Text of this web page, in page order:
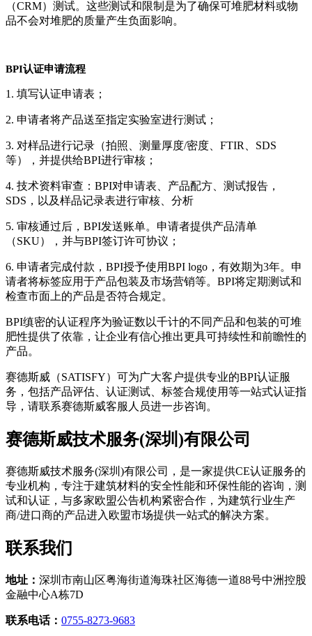
（CRM）测试。这些测试和限制是为了确保可堆肥材料或物
品不会对堆肥的质量产生负面影响。
BPI认证申请流程
1. 填写认证申请表；
2. 申请者将产品送至指定实验室进行测试；
3. 对样品进行记录（拍照、测量厚度/密度、FTIR、SDS
等），并提供给BPI进行审核；
4. 技术资料审查：BPI对申请表、产品配方、测试报告，
SDS，以及样品记录表进行审核、分析
5. 审核通过后，BPI发送账单。申请者提供产品清单
（SKU），并与BPI签订许可协议；
6. 申请者完成付款，BPI授予使用BPI logo，有效期为3年。申
请者将标签应用于产品包装及市场营销等。BPI将定期测试和
检查市面上的产品是否符合规定。
BPI缜密的认证程序为验证数以千计的不同产品和包装的可堆
肥性提供了依靠，让企业有信心推出更具可持续性和前瞻性的
产品。
赛德斯威（SATISFY） 可为广大客户提供专业的BPI认证服
务，包括产品评估、认证测试、标签合规使用等一站式认证指
导，请联系赛德斯威客服人员进一步咨询。
赛德斯威技术服务(深圳)有限公司
赛德斯威技术服务(深圳)有限公司，是一家提供CE认证服务的
专业机构，专注于建筑材料的安全性能和环保性能的咨询，测
试和认证，与多家欧盟公告机构紧密合作，为建筑行业生产
商/进口商的产品进入欧盟市场提供一站式的解决方案。
联系我们
地址： 深圳市南山区粤海街道海珠社区海德一道88号中洲控股
金融中心A栋7D
联系电话： 0755-8273-9683